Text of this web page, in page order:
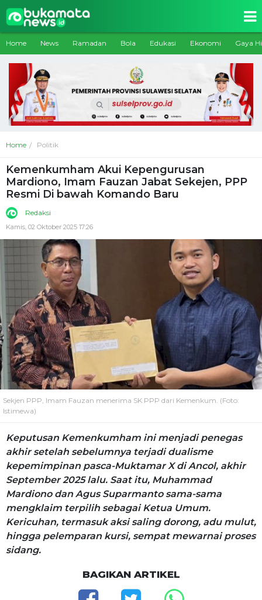
Home News Ramadan Bola Edukasi Ekonomi Gaya
Home Politik
Kemenkumham Akui Kepengurusan
Mardiono, Imam Fauzan Jabat Sekejen, PPP
Resmi Di bawah Komando Baru
Redaksi
Kamis, 02 Oktober 2025 17:26
Sekjen PPP, Imam Fauzan menerima SK PPP dari Kemenkum. (Foto:
Istimewa)
Keputusan Kemenkumham ini menjadi penegas
akhir setelah sebelumnya terjadi dualisme
kepemimpinan pasca-Muktamar X di Ancol, akhir
September 2025 lalu. Saat itu, Muhammad
Mardiono dan Agus Suparmanto sama-sama
mengklaim terpilih sebagai Ketua Umum.
Kericuhan, termasuk aksi saling dorong, adu mulut,
hingga pelemparan kursi, sempat mewarnai proses
sidang.
BAGIKAN ARTIKEL